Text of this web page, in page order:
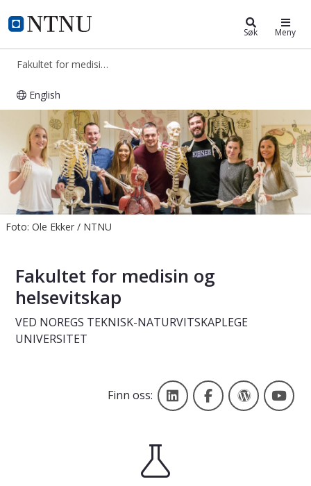
NTNU Hjemmeside
Fakultet for medisin og Søk Meny
Fakultet for medisin og helsevitenskap
English
Fakultet for medisin og
Foto: Ole Ekker / NTNU
Fakultet for medisin og
helsevitskap
VED NOREGS TEKNISK-NATURVITSKAPLEGE
UNIVERSITET
Finn oss: Fakultet for medisin
Facebook MH-
NTNU